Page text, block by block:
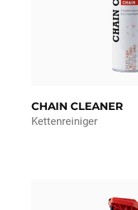
CHAIN CLEANER
Kettenreiniger